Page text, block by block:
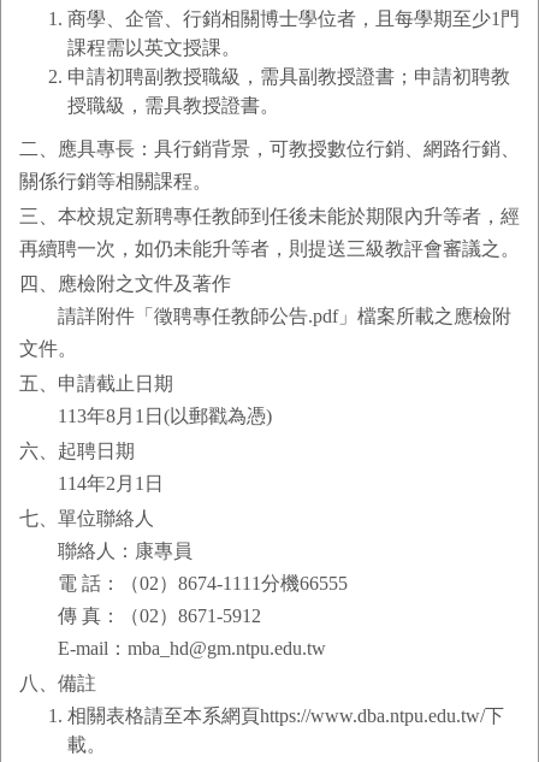
商學、企管、行銷相關博士學位者，且每學期至少1門
課程需以英文授課。
申請初聘副教授職級，需具副教授證書；申請初聘教
授職級，需具教授證書。
二、應具專長：具行銷背景，可教授數位行銷、網路行銷、
關係行銷等相關課程。
三、本校規定新聘專任教師到任後未能於期限內升等者，經
再續聘一次，如仍未能升等者，則提送三級教評會審議之。
四、應檢附之文件及著作
請詳附件「徵聘專任教師公告.pdf」檔案所載之應檢附
文件。
五、申請截止日期
113年8月1日(以郵戳為憑)
六、起聘日期
114年2月1日
七、單位聯絡人
聯絡人：康專員
電 話：（02）8674-1111分機66555
傳 真：（02）8671-5912
E-mail：mba_hd@gm.ntpu.edu.tw
八、備註
相關表格請至本系網頁https://www.dba.ntpu.edu.tw/下
載。